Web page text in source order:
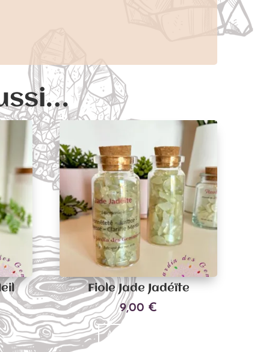
Fiole Jade Jadéïte
9,00 €
Ajouter au panier